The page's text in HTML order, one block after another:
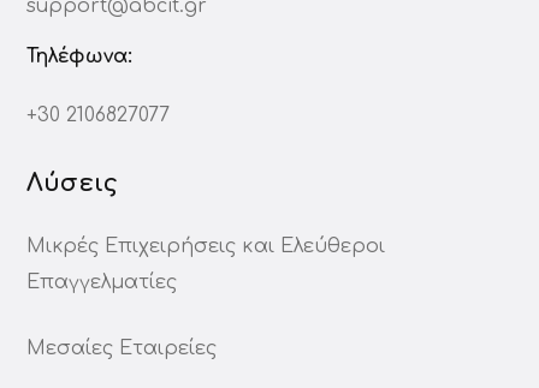
support@abcit.gr
Τηλέφωνα:
+30 2106827077
Λύσεις
Μικρές Επιχειρήσεις και Ελεύθεροι
Επαγγελματίες
Μεσαίες Εταιρείες